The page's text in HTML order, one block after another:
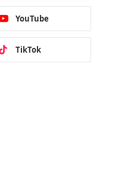
YouTube
TikTok